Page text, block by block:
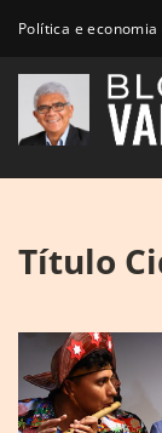
Política e
Título